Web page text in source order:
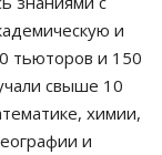
и
тьюторов и 150
свыше 10
химии,
и